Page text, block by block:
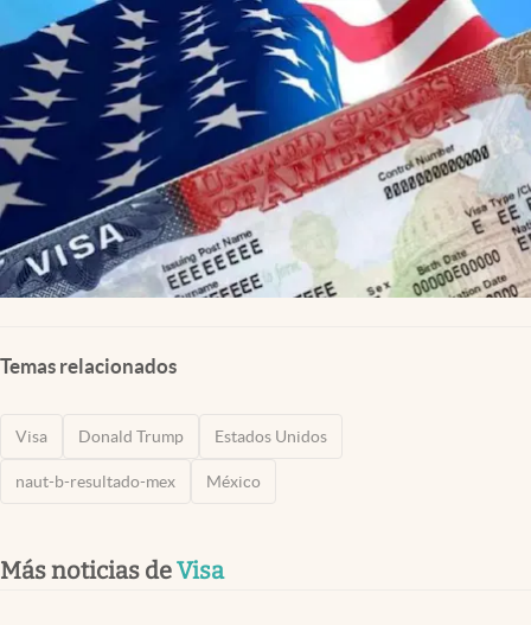
abre en nueva pestaña
México
Temas relacionados
Visa Donald Trump Estados Unidos
naut-b-resultado-mex México
Más noticias deVisa